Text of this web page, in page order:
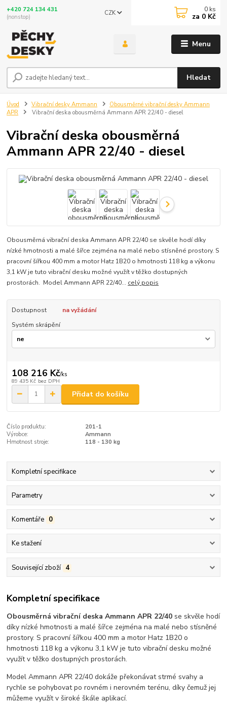
Menu
CZK
Hledat
+420 724 134 431
(nonstop)
0 ks
za 0 Kč
Úvod Vibrační desky Ammann
Obousměrné vibrační desky Ammann
APR
Vibrační deska obousměrná Ammann APR 22/40 - diesel
Vibrační deska obousměrná
Ammann APR 22/40 - diesel
Obousměrná vibrační deska Ammann APR 22/40 se skvěle hodí díky
nízké hmotnosti a malé šířce zejména na malé nebo stísněné prostory. S
pracovní šířkou 400 mm a motor Hatz 1B20 o hmotnosti 118 kg a výkonu
3,1 kW je tuto vibrační desku možné využít v těžko dostupných
prostorách. Model Ammann APR 22/40... celý popis
Dostupnost
na vyžádání
Systém skrápění
108 216 Kč/ks
89 435 Kč bez DPH
Přidat do košíku
Číslo produktu:
201-1
Výrobce:
Ammann
Hmotnost stroje:
118 - 130 kg
Kompletní specifikace
Parametry
Komentáře 0
Ke stažení
Související zboží 4
Kompletní specifikace
Obousměrná vibrační deska Ammann APR 22/40 se skvěle hodí
díky nízké hmotnosti a malé šířce zejména na malé nebo stísněné
prostory. S pracovní šířkou 400 mm a motor Hatz 1B20 o
hmotnosti 118 kg a výkonu 3,1 kW je tuto vibrační desku možné
využít v těžko dostupných prostorách.
Model Ammann APR 22/40 dokáže překonávat strmé svahy a
rychle se pohybovat po rovném i nerovném terénu, díky čemuž jej
můžeme využít v široké škále aplikací.